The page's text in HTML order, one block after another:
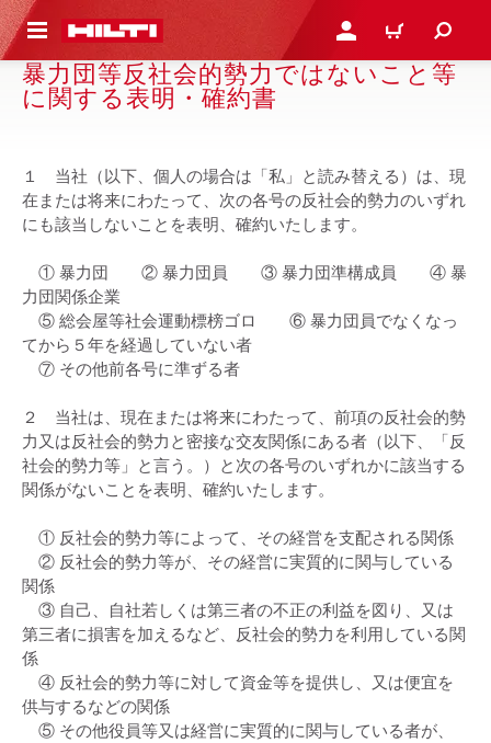
内容を表示 ログイン・新規オンライ
カート
暴力団等反社会的勢力ではないこと等
に関する表明・確約書
１ 当社（以下、個人の場合は「私」と読み替える）は、現
在または将来にわたって、次の各号の反社会的勢力のいずれ
にも該当しないことを表明、確約いたします。
① 暴力団 ② 暴力団員 ③ 暴力団準構成員 ④ 暴
力団関係企業
⑤ 総会屋等社会運動標榜ゴロ ⑥ 暴力団員でなくなっ
てから５年を経過していない者
⑦ その他前各号に準ずる者
２ 当社は、現在または将来にわたって、前項の反社会的勢
力又は反社会的勢力と密接な交友関係にある者（以下、「反
社会的勢力等」と言う。）と次の各号のいずれかに該当する
関係がないことを表明、確約いたします。
① 反社会的勢力等によって、その経営を支配される関係
② 反社会的勢力等が、その経営に実質的に関与している
関係
③ 自己、自社若しくは第三者の不正の利益を図り、又は
第三者に損害を加えるなど、反社会的勢力を利用している関
係
④ 反社会的勢力等に対して資金等を提供し、又は便宜を
供与するなどの関係
⑤ その他役員等又は経営に実質的に関与している者が、